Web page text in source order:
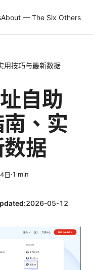
About — The Six Others
用技巧与最新数据
自助
、实
据
日·1 min
2026-05-12